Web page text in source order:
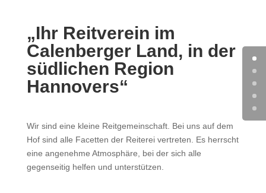
„Ihr Reitverein im
Calenberger Land, in der
südlichen Region
Hannovers“
Wir sind eine kleine Reitgemeinschaft. Bei uns auf dem
Hof sind alle Facetten der Reiterei vertreten. Es herrscht
eine angenehme Atmosphäre, bei der sich alle
gegenseitig helfen und unterstützen.